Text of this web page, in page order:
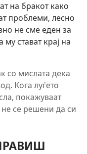
на бракот како
проблеми, лесно
не сме еден за
стават крај на
со мислата дека
Кога луѓето
покажуваат
се решени да си